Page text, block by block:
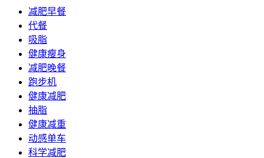
减肥早餐
代餐
吸脂
健康瘦身
减肥晚餐
跑步机
健康减肥
抽脂
健康减重
动感单车
科学减肥